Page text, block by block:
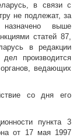
в связи с
не подлежат, за
выше
статей 87,
в редакции
производится
ведающих
со дня его
пункта 3
от 17 мая 1997